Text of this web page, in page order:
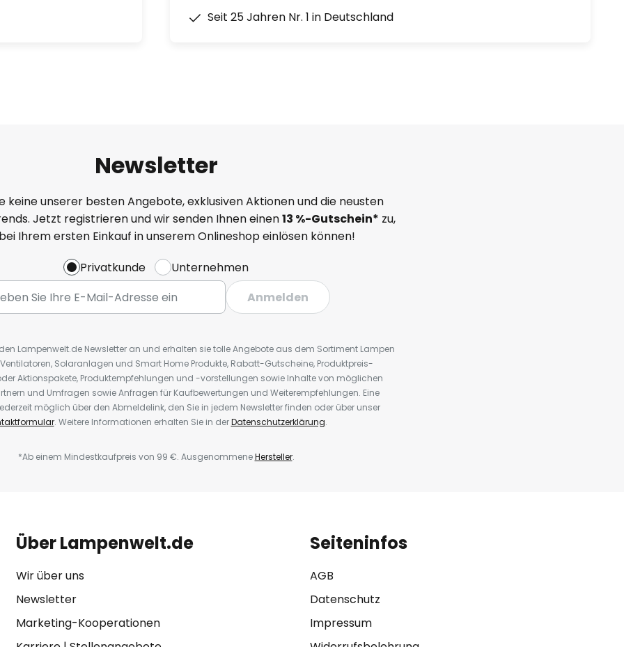
Seit 25 Jahren Nr. 1 in Deutschland
Newsletter
keine unserer besten Angebote, exklusiven Aktionen und die neusten
Jetzt registrieren und wir senden Ihnen einen13 %-Gutschein* zu,
Ihrem ersten Einkauf in unserem Onlineshop einlösen können!
Privatkunde
Unternehmen
Anmelden
Lampenwelt.de Newsletter an und erhalten sie tolle Angebote aus dem Sortiment Lampen
Solaranlagen und Smart Home Produkte, Rabatt-Gutscheine, Produktpreis-
Aktionspakete, Produktempfehlungen und -vorstellungen sowie Inhalte von möglichen
und Umfragen sowie Anfragen für Kaufbewertungen und Weiterempfehlungen. Eine
möglich über den Abmeldelink, den Sie in jedem Newsletter finden oder über unser
. Weitere Informationen erhalten Sie in derDatenschutzerklärung.
*Ab einem Mindestkaufpreis von 99 €. AusgenommeneHersteller.
Über Lampenwelt.de
Wir über uns
Newsletter
Marketing-Kooperationen
Seiteninfos
AGB
Datenschutz
Impressum